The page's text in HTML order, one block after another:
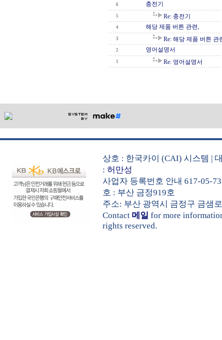
6 충전기
5 Re: 충전기
4 해당 제품 버튼 관련,
3 Re: 해당 제품 버튼 관
2 영어설명서
1 Re: 영어설명서
상호 : 한국카이 (CAI) 시스템 |
: 허만성
사업자 등록번호 안내 617-05-
호 : 부산 금정919호
주소: 부산 광역시 금정구 금샘
Contact 메일 for more
rights reserved.